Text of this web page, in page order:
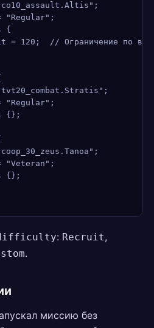
"Regular";
{
= 120;  // Ограничение по
"Regular";
{};
"Veteran";
{};
: Recruit,
.
миссию без